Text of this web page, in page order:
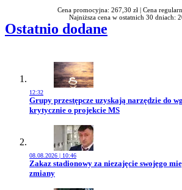
Cena promocyjna: 267,30 zł | Cena
Najniższa cena w ostatnich 30 dniach:
Ostatnio dodane
12:32
Przejdź do artykułu:
Grupy przestępcze uzyskają narzędzie do
krytycznie o projekcie MS
08.08.2026 | 10:46
Przejdź do artykułu:
Zakaz stadionowy za niezajęcie swojego
zmiany